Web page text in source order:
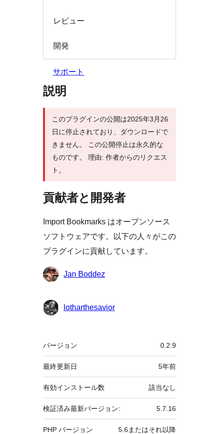
レビュー
開発
サポート
説明
このプラグインの公開は2025年3月26
日に停止されており、ダウンロードで
きません。 この公開停止は永久的な
ものです。 理由: 作者からのリクエス
ト。
貢献者と開発者
Import Bookmarks はオープンソース
ソフトウェアです。以下の人々がこの
プラグインに貢献しています。
貢
者
Jan Boddez
lotharthesavior
メ
タ
バージョン 0.2.9
最終更新日 5年前
有効インストール数 該当なし
検証済み最新バージョン: 5.7.16
PHP バージョン 5.6またはそれ以降